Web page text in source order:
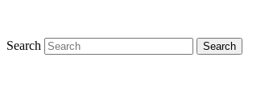
Search Search